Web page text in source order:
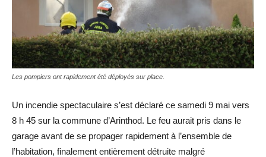
Les pompiers ont rapidement été déployés sur place.
Un incendie spectaculaire s’est déclaré ce samedi 9 mai vers
8 h 45 sur la commune d’Arinthod. Le feu aurait pris dans le
garage avant de se propager rapidement à l’ensemble de
l’habitation, finalement entièrement détruite malgré